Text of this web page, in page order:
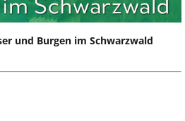
und Burgen im Schwarzwald